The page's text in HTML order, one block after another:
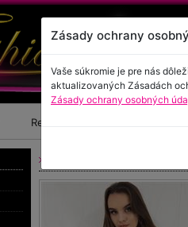
Referencie
Zásady ochrany
Vaše súkromie je pre nás
aktualizovaných Zásadách
Zásady ochrany osobných